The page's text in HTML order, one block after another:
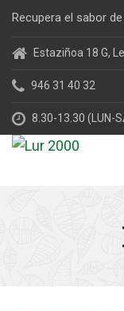
Recupera el sabor
Estaziñoa 18 G,
946 31 40 32
8.30-13.30 (LUN-